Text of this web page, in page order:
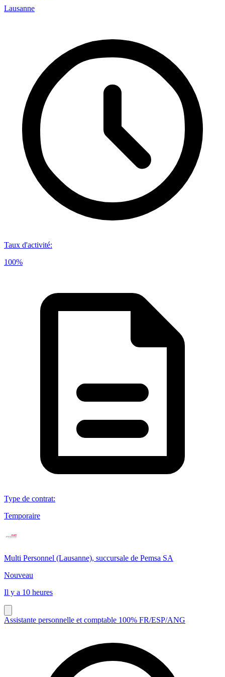
Lausanne
Taux d'activité:
100%
Type de contrat:
Temporaire
Multi Personnel (Lausanne), succursale de Pemsa SA
Nouveau
Il y a 10 heures
Assistante personnelle et comptable 100% FR/ESP/ANG